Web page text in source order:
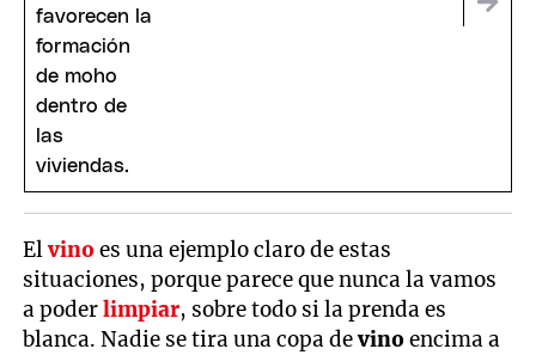
Elvinoes una ejemplo claro de estas
situaciones, porque parece que nunca la vamos
a poderlimpiar, sobre todo si la prenda es
blanca. Nadie se tira una copa devinoencima a